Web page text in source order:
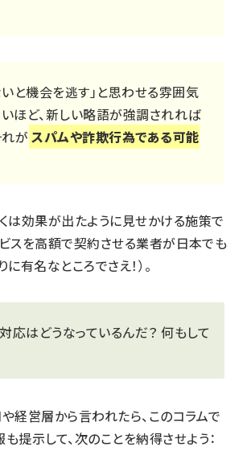
いと機会を逃す」と思わせる雰囲気
ほど、新しい略語が強調されれば
れがスパムや詐欺行為である可能
は効果が出たように見せかける施策で
スを高額で契約させる業者が日本でも
有名なところでさえ！）。
応はどうなっているんだ？ 何もして
経営層から言われたら、このコラムで
提示して、次のことを納得させよう：